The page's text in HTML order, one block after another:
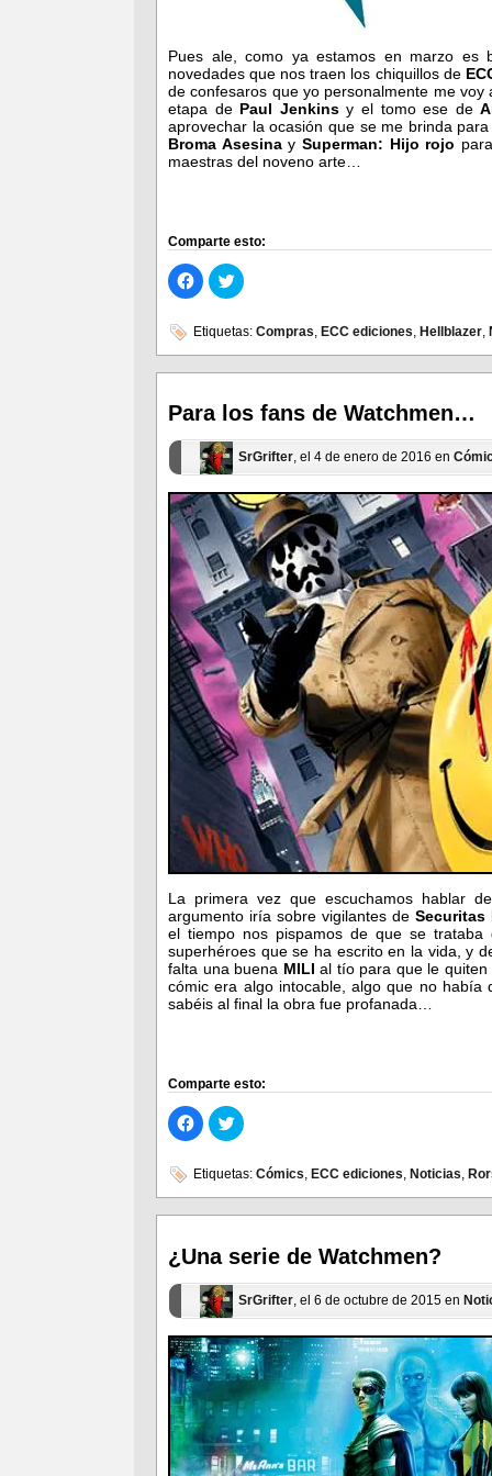
Pues ale, como ya estamos en marzo es
novedades que nos traen los chiquillos de
de confesaros que yo personalmente me
etapa de Paul Jenkinsy el tomo ese de
aprovechar la ocasión que se me brinda
Broma AsesinaySuperman: Hijo rojo
maestras del noveno arte…
Comparte esto:
Haz
clic
para
en
Facebook
(Se
abre
ventana
nueva)
Haz
clic
en
(Se
abre
ventana
nueva)
Etiquetas: Compras, ECC ediciones, Hellblazer,
Para los fans de Watchmen…
SrGrifter, el 4 de enero de 2016 en
La primera vez que escuchamos hablar de
argumento iría sobre vigilantes de Securitas
el tiempo nos pispamos de que se
superhéroes que se ha escrito en la vida, y
falta una buena MILI al tío para que le
cómic era algo intocable, algo que no
sabéis al final la obra fue profanada…
Comparte esto:
Haz
clic
para
en
Facebook
(Se
abre
ventana
nueva)
Haz
clic
en
(Se
abre
ventana
nueva)
Etiquetas: Cómics, ECC ediciones, Noticias,
¿Una serie de Watchmen?
SrGrifter, el 6 de octubre de 2015 en